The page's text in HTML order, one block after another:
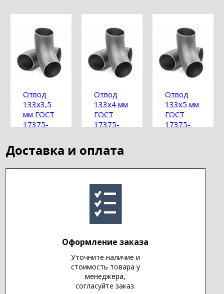
Отвод
133х3,5
мм ГОСТ
17375-
Отвод
133х4 мм
ГОСТ
17375-
Отвод
133х5 мм
ГОСТ
17375-
Доставка и оплата
Оформление заказа
Уточните наличие и
стоимость товара у
менеджера,
согласуйте заказ.